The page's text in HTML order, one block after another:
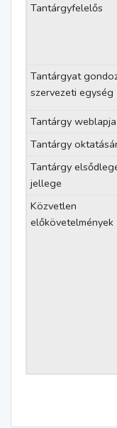
Tantárgyfelelős
Tantárgyat
szervezeti egység
Tantárgy weblapja
Tantárgy
Tantárgy
jellege
Közvetlen
előkövetelmények